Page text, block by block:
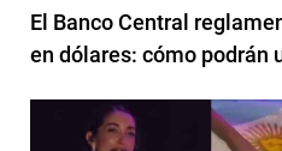
El Banco Central
en dólares: cómo podrán